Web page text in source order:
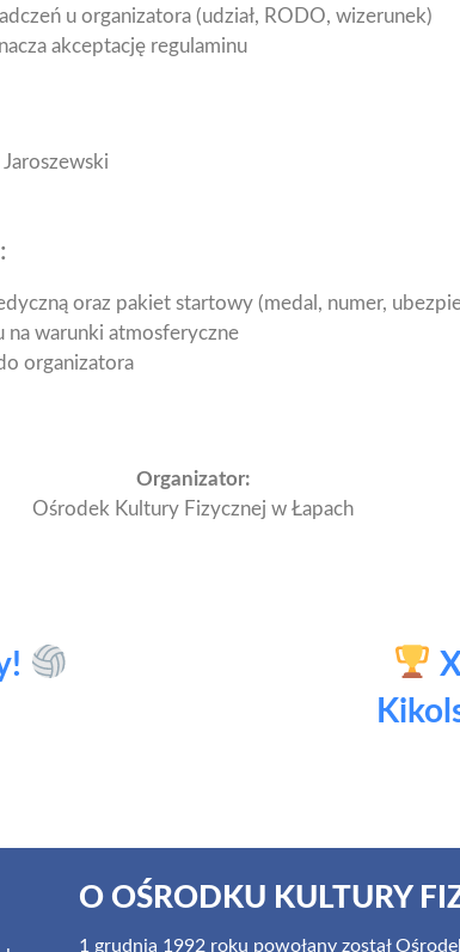
u organizatora (udział, RODO, wizerunek)
akceptację regulaminu
oraz pakiet startowy (medal, numer,
na warunki atmosferyczne
organizatora
Organizator:
Ośrodek Kultury Fizycznej w Łapach
O OŚRODKU KULTURY
1 grudnia 1992 roku powołany został